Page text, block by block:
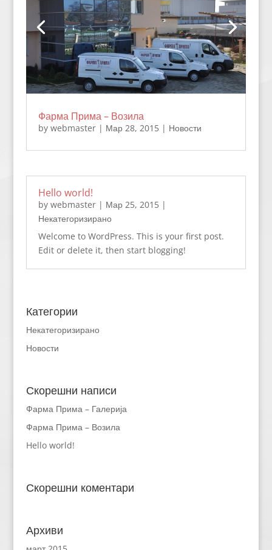
Фарма Прима – Возила
by webmaster| Мар 28, 2015| Новости
Hello world!
by webmaster| Мар 25, 2015|
Некатегоризирано
Welcome to WordPress. This is your first post.
Edit or delete it, then start blogging!
Категории
Некатегоризирано
Новости
Скорешни написи
Фарма Прима – Галерија
Фарма Прима – Возила
Hello world!
Скорешни коментари
Архиви